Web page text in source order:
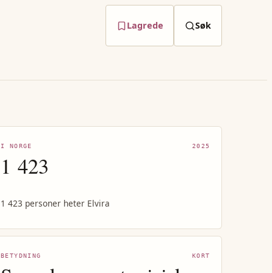
Lagrede Søk
I NORGE 2025
1 423
1 423 personer heter Elvira
BETYDNING KORT